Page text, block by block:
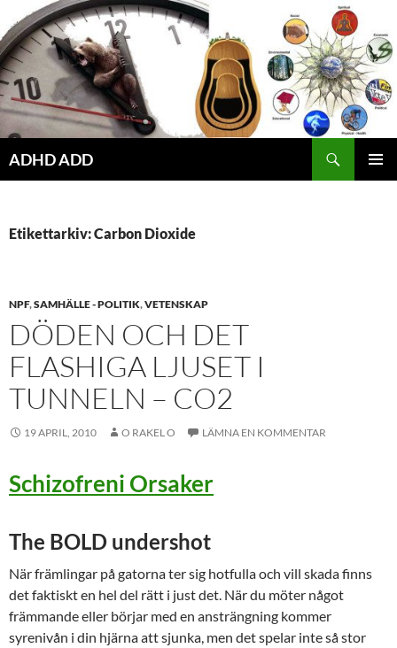
Hoppa
till
innehåll
ADHD ADD
Etikettarkiv: Carbon Dioxide
NPF,SAMHÄLLE - POLITIK,VETENSKAP
DÖDEN OCH DET
FLASHIGA LJUSET I
TUNNELN – CO2
19 APRIL, 2010 O RAKEL O LÄMNA EN KOMMENTAR
Schizofreni Orsaker
The BOLD undershot
När främlingar på gatorna ter sig hotfulla och vill skada finns
det faktiskt en hel del rätt i just det. När du möter något
främmande eller börjar med en ansträngning kommer
syrenivån i din hjärna att sjunka, men det spelar inte så stor